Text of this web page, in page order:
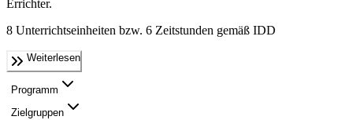
Errichter.
8 Unterrichtseinheiten bzw. 6 Zeitstunden gemäß IDD
Weiterlesen
Programm
Zielgruppen